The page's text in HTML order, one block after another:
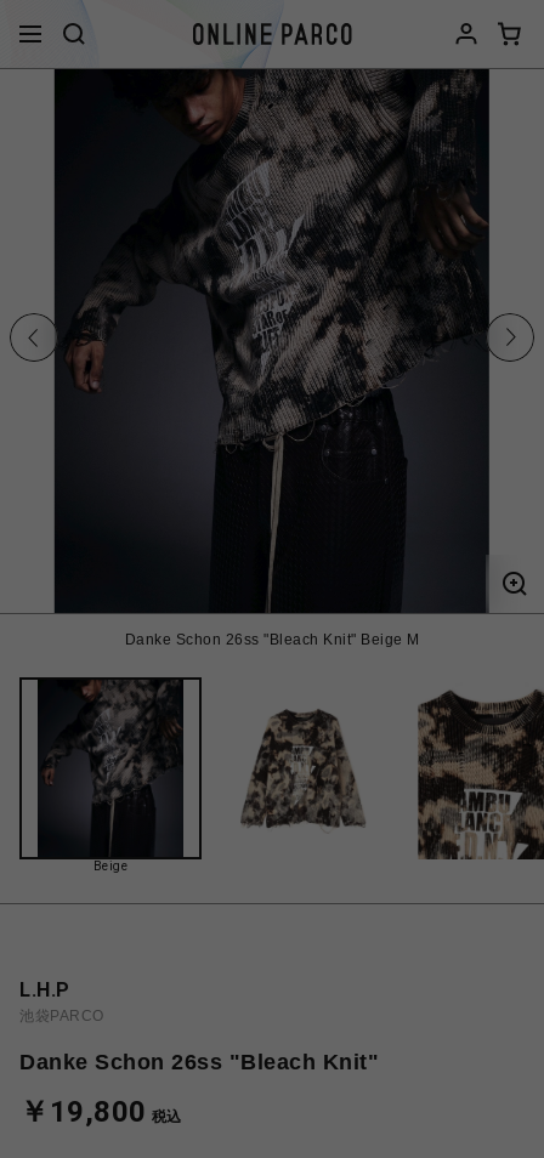
Danke Schon 26ss "Bleach Knit" Beige M
Beige
L.H.P
池袋PARCO
Danke Schon 26ss "Bleach Knit"
￥19,800 税込